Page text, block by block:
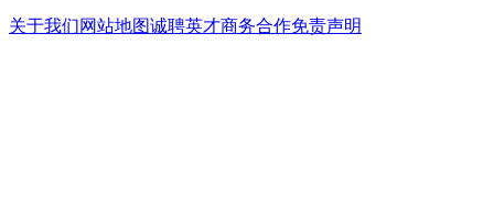
关于我们网站地图诚聘英才商务合作免责声明